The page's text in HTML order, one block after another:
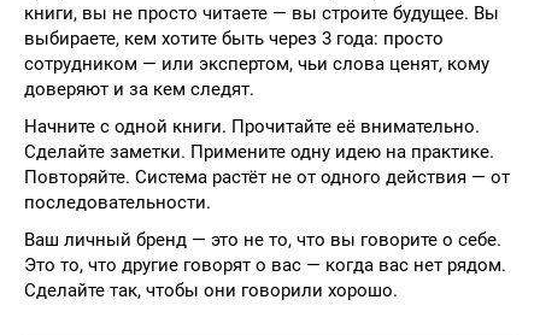
книги, вы не просто читаете — вы строите будущее. Вы
выбираете, кем хотите быть через 3 года: просто
сотрудником — или экспертом, чьи слова ценят, кому
доверяют и за кем следят.
Начните с одной книги. Прочитайте её внимательно.
Сделайте заметки. Примените одну идею на практике.
Повторяйте. Система растёт не от одного действия — от
последовательности.
Ваш личный бренд — это не то, что вы говорите о себе.
Это то, что другие говорят о вас — когда вас нет рядом.
Сделайте так, чтобы они говорили хорошо.